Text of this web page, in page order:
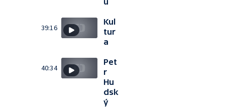
39:16
Kul
tur
a
40:34
Pet
r
Hu
dsk
ý